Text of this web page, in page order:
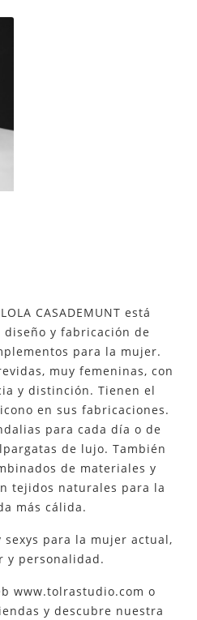
CASADEMUNT está
y fabricación de
para la mujer.
muy femeninas, con
y distinción. Tienen el
en sus fabricaciones.
para cada día o de
de lujo. También
de materiales y
tejidos naturales para la
más cálida.
sexys para la mujer actual,
y personalidad.
www.tolrastudio.com o
y descubre nuestra